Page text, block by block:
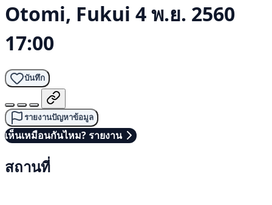
Otomi, Fukui 4 พ.ย. 2560
17:00
บันทึก
รายงานปัญหาข้อมูล
เห็นเหมือนกันไหม? รายงาน
สถานที่